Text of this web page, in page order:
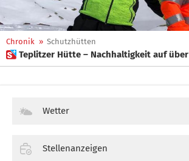
Chronik » Schutzhütten
 Teplitzer Hütte – Nachhaltigkeit auf
Wetter
Stellenanzeigen